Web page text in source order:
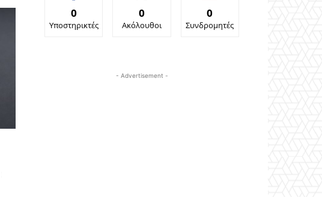
0
Υποστηρικτές
0
Ακόλουθοι
0
Συνδρομητές
- Advertisement -